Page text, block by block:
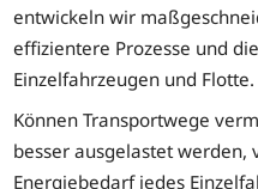
entwickeln wir
effizientere Prozesse und
Einzelfahrzeugen und Flotte.
Können Transportwege
besser ausgelastet werden,
Energiebedarf jedes